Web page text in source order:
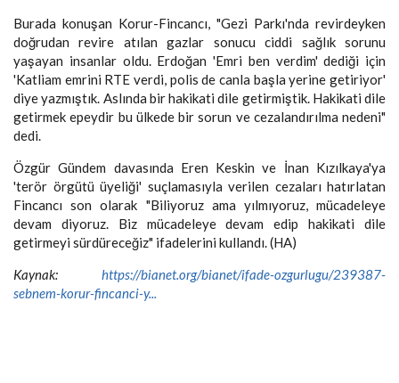
Burada konuşan Korur-Fincancı, "Gezi Parkı'nda revirdeyken
doğrudan revire atılan gazlar sonucu ciddi sağlık sorunu
yaşayan insanlar oldu. Erdoğan 'Emri ben verdim' dediği için
'Katliam emrini RTE verdi, polis de canla başla yerine getiriyor'
diye yazmıştık. Aslında bir hakikati dile getirmiştik. Hakikati dile
getirmek epeydir bu ülkede bir sorun ve cezalandırılma nedeni"
dedi.
Özgür Gündem davasında Eren Keskin ve İnan Kızılkaya'ya
'terör örgütü üyeliği' suçlamasıyla verilen cezaları hatırlatan
Fincancı son olarak "Biliyoruz ama yılmıyoruz, mücadeleye
devam diyoruz. Biz mücadeleye devam edip hakikati dile
getirmeyi sürdüreceğiz" ifadelerini kullandı. (HA)
Kaynak: https://bianet.org/bianet/ifade-ozgurlugu/239387-
sebnem-korur-fincanci-y...